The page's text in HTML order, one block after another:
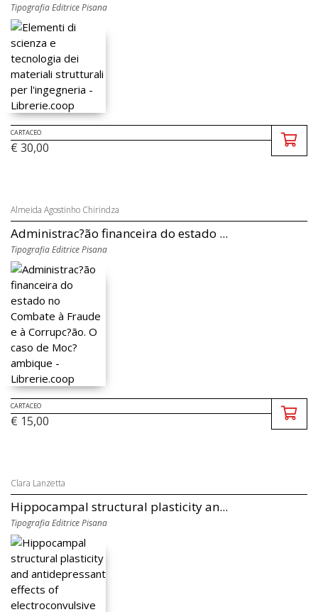
Tipografia Editrice Pisana
CARTACEO
€ 30,00
Almeida Agostinho Chirindza
Administrac?ão financeira do estado ...
Tipografia Editrice Pisana
CARTACEO
€ 15,00
Clara Lanzetta
Hippocampal structural plasticity an...
Tipografia Editrice Pisana